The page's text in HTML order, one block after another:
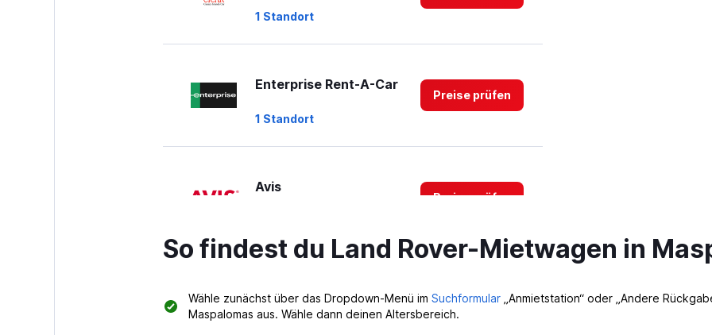
1 Standort
Enterprise Rent-A-Car
1 Standort
Preise prüfen
Avis
Preise prüfen
Preise prüfen
So findest du Land Rover-Mietwagen in
Wähle zunächst über das Dropdown-Menü im Suchformular„Anmietstation“ oder „Andere
Maspalomas aus. Wähle dann deinen Altersbereich.